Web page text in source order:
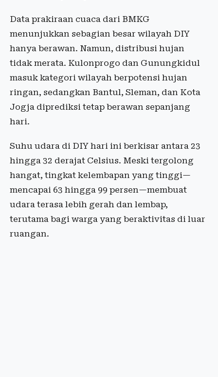
Data prakiraan cuaca dari BMKG
menunjukkan sebagian besar wilayah DIY
hanya berawan. Namun, distribusi hujan
tidak merata. Kulonprogo dan Gunungkidul
masuk kategori wilayah berpotensi hujan
ringan, sedangkan Bantul, Sleman, dan Kota
Jogja diprediksi tetap berawan sepanjang
hari.
Suhu udara di DIY hari ini berkisar antara 23
hingga 32 derajat Celsius. Meski tergolong
hangat, tingkat kelembapan yang tinggi—
mencapai 63 hingga 99 persen—membuat
udara terasa lebih gerah dan lembap,
terutama bagi warga yang beraktivitas di luar
ruangan.